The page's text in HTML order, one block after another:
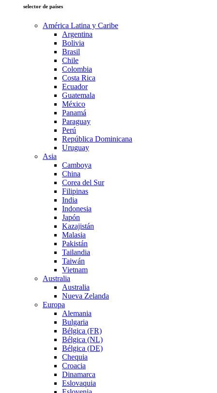
selector de países
América Latina y Caribe
Argentina
Bolivia
Brasil
Chile
Colombia
Costa Rica
Ecuador
Guatemala
México
Panamá
Paraguay
Perú
República Dominicana
Uruguay
Asia
Camboya
China
Corea del Sur
Filipinas
India
Indonesia
Japón
Kazajistán
Malasia
Pakistán
Tailandia
Taiwán
Vietnam
Australia
Australia
Nueva Zelanda
Europa
Alemania
Bulgaria
Bélgica (FR)
Bélgica (NL)
Bélgica (DE)
Chequia
Croacia
Dinamarca
Eslovaquia